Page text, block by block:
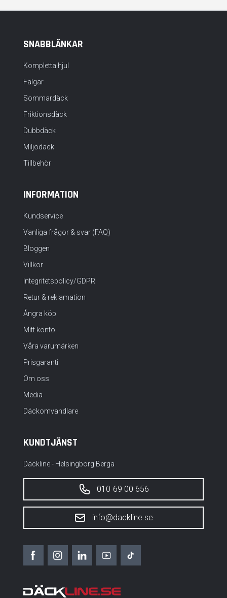
SNABBLÄNKAR
Kompletta hjul
Fälgar
Sommardäck
Friktionsdäck
Dubbdäck
Miljödäck
Tillbehör
INFORMATION
Kundservice
Vanliga frågor & svar (FAQ)
Bloggen
Villkor
Integritetspolicy/GDPR
Retur & reklamation
Ångra köp
Mitt konto
Våra varumärken
Prisgaranti
Om oss
Media
Däckomvandlare
KUNDTJÄNST
Däckline - Helsingborg Berga
010-69 00 656
info@dackline.se